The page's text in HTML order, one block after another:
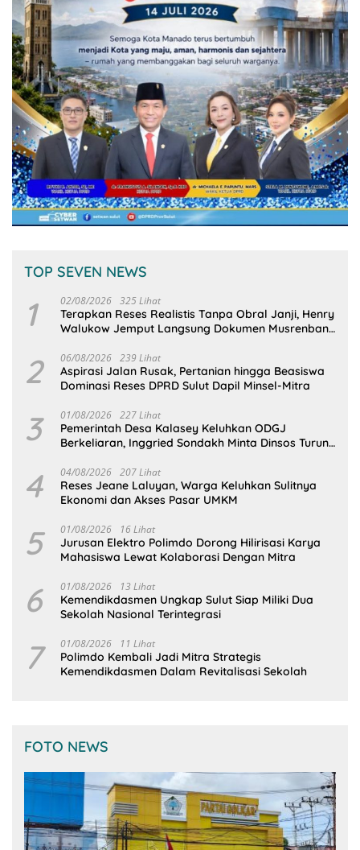
TOP SEVEN NEWS
1 02/08/2026 325 Lihat
Terapkan Reses Realistis Tanpa Obral Janji, Henry
Walukow Jemput Langsung Dokumen Musrenbang
2 06/08/2026 239 Lihat
Aspirasi Jalan Rusak, Pertanian hingga Beasiswa
Dominasi Reses DPRD Sulut Dapil Minsel-Mitra
3 01/08/2026 227 Lihat
Pemerintah Desa Kalasey Keluhkan ODGJ
Berkeliaran, Inggried Sondakh Minta Dinsos Turun
4 04/08/2026 207 Lihat
Reses Jeane Laluyan, Warga Keluhkan Sulitnya
Ekonomi dan Akses Pasar UMKM
5 01/08/2026 16 Lihat
Jurusan Elektro Polimdo Dorong Hilirisasi Karya
Mahasiswa Lewat Kolaborasi Dengan Mitra
6 01/08/2026 13 Lihat
Kemendikdasmen Ungkap Sulut Siap Miliki Dua
Sekolah Nasional Terintegrasi
7 01/08/2026 11 Lihat
Polimdo Kembali Jadi Mitra Strategis
Kemendikdasmen Dalam Revitalisasi Sekolah
FOTO NEWS